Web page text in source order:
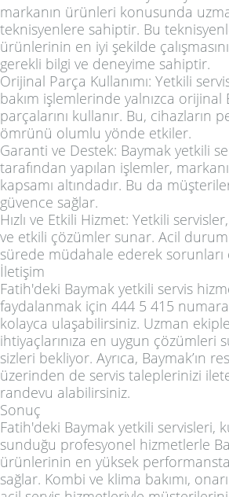
markanın ürünleri konusunda
teknisyenlere sahiptir. Bu
ürünlerinin en iyi şekilde
gerekli bilgi ve deneyime sahiptir.
Orijinal Parça Kullanımı: Yetkili
bakım işlemlerinde yalnızca orijinal
parçalarını kullanır. Bu, cihazların
ömrünü olumlu yönde etkiler.
Garanti ve Destek: Baymak yetkili
tarafından yapılan işlemler,
kapsamı altındadır. Bu da
güvence sağlar.
Hızlı ve Etkili Hizmet: Yetkili
ve etkili çözümler sunar. Acil
sürede müdahale ederek sorunları
İletişim
Fatih'deki Baymak yetkili servis
faydalanmak için 444 5 415
kolayca ulaşabilirsiniz. Uzman
ihtiyaçlarınıza en uygun çözümleri
sizleri bekliyor. Ayrıca, Baymak’ın
üzerinden de servis taleplerinizi
randevu alabilirsiniz.
Sonuç
Fatih'deki Baymak yetkili servisleri,
sunduğu profesyonel hizmetlerle
ürünlerinin en yüksek performansta
sağlar. Kombi ve klima bakımı,